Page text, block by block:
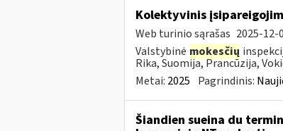
Kolektyvinis
Web turinio sąrašas 2025-12-
Valstybinė mokesčių
Rika, Suomija, Prancūzija,
Metai: 2025 Pagrindinis:
Šiandien sueina du